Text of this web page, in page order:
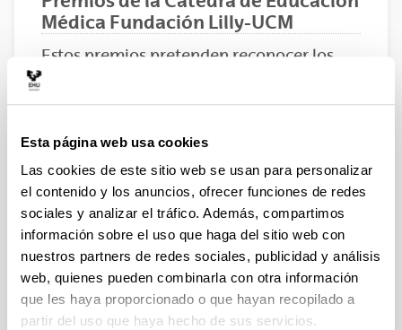
Esta página web usa cookies
Las cookies de este sitio web se usan para personalizar
el contenido y los anuncios, ofrecer funciones de redes
sociales y analizar el tráfico. Además, compartimos
información sobre el uso que haga del sitio web con
nuestros partners de redes sociales, publicidad y análisis
web, quienes pueden combinarla con otra información
que les haya proporcionado o que hayan recopilado a
partir del uso que haya hecho de sus servicios.
Médica Fundación Lilly-UCM
Estos premios pretenden reconocer los
proyectos o trabajos realizados en el
campo de la educación médica y de la
La Cátedra
EDUCACIÓ
N MÉDICA
Fundación
Lilly -
Universidad Complutense de Madrid quiere reconocer
aquellas iniciativas que, procedentes de distintos